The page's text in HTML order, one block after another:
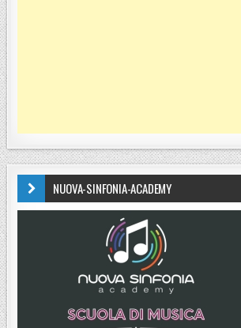
NUOVA-SINFONIA-ACADEMY